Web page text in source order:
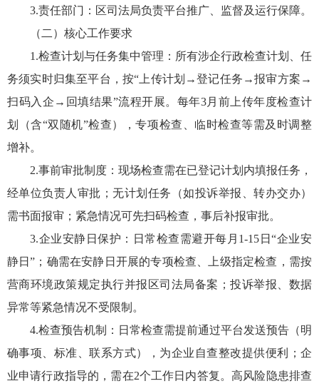
3.责任部门：区司法局负责平台推广、监督及运行保障。
（二）核心工作要求
1.检查计划与任务集中管理：所有涉企行政检查计划、任
务须实时归集至平台，按“上传计划→登记任务→报审方案→
扫码入企→回填结果”流程开展。每年3月前上传年度检查计
划（含“双随机”检查），专项检查、临时检查等需及时调整
增补。
2.事前审批制度：现场检查需在已登记计划内填报任务，
经单位负责人审批；无计划任务（如投诉举报、转办交办）
需书面报审；紧急情况可先扫码检查，事后补报审批。
3.企业安静日保护：日常检查需避开每月1-15日“企业安
静日”；确需在安静日开展的专项检查、上级指定检查，需按
营商环境政策规定执行并报区司法局备案；投诉举报、数据
异常等紧急情况不受限制。
4.检查预告机制：日常检查需提前通过平台发送预告（明
确事项、标准、联系方式），为企业自查整改提供便利；企
业申请行政指导的，需在2个工作日内答复。高风险隐患排查